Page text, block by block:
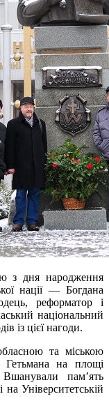
з дня народження
нації — Богдана
реформатор і
національний
із цієї нагоди.
та міською
Гетьманана площі
пам’ять
Університетській